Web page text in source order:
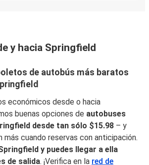
y hacia Springfield
de autobús más baratos
económicos desde o hacia
buenas opciones de autobuses
desde tan sólo $15.98 – y
más cuando reservas con anticipación.
y puedes llegar a ella
de salida. ¡Verifica en la red de